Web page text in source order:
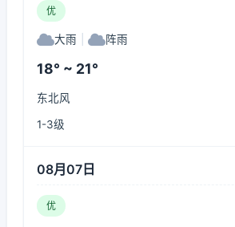
优
大雨 阵雨
18° ~ 21°
东北风
1-3级
08月07日
优